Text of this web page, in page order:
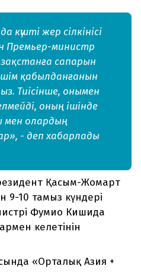
жер сілкінісі
Премьер-министр
сапарын
қабылданғанын
Тиісінше, онымен
оның ішінде
мен олардың
- деп хабарлады
Қасым-Жомарт
10 тамыз күндері
Фумио Кишида
келетінін
«Орталық Азия +